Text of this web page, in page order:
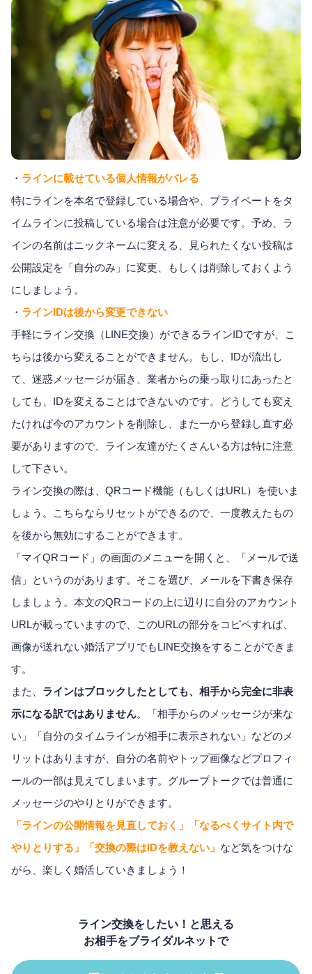
・ ラインに載せている個人情報がバレる
特にラインを本名で登録している場合や、プライベートをタ
イムラインに投稿している場合は注意が必要です。予め、ラ
インの名前はニックネームに変える、見られたくない投稿は
公開設定を「自分のみ」に変更、もしくは削除しておくよう
にしましょう。
・ ラインIDは後から変更できない
手軽にライン交換（LINE交換）ができるラインIDですが、こ
ちらは後から変えることができません。もし、IDが流出し
て、迷惑メッセージが届き、業者からの乗っ取りにあったと
しても、IDを変えることはできないのです。どうしても変え
たければ今のアカウントを削除し、また一から登録し直す必
要がありますので、ライン友達がたくさんいる方は特に注意
して下さい。
ライン交換の際は、QRコード機能（もしくはURL）を使いま
しょう。こちらならリセットができるので、一度教えたもの
を後から無効にすることができます。
「マイQRコード」の画面のメニューを開くと、「メールで送
信」というのがあります。そこを選び、メールを下書き保存
しましょう。本文のQRコードの上に辺りに自分のアカウント
URLが載っていますので、このURLの部分をコピペすれば、
画像が送れない婚活アプリでもLINE交換をすることができま
す。
また、 ラインはブロックしたとしても、相手から完全に非表
示になる訳ではありません。「相手からのメッセージが来な
い」「自分のタイムラインが相手に表示されない」などのメ
リットはありますが、自分の名前やトップ画像などプロフィ
ールの一部は見えてしまいます。グループトークでは普通に
メッセージのやりとりができます。
「ラインの公開情報を見直しておく」「なるべくサイト内で
やりとりする」「交換の際はIDを教えない」 など気をつけな
がら、楽しく婚活していきましょう！
ライン交換をしたい！と思える
お相手をブライダルネットで